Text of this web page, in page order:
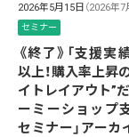
2026年5月15日 （2026年7
セミナー
《終了》「支援実
以上！購入率上昇
イトレイアウト”
ーミーショップ
セミナー」アーカ